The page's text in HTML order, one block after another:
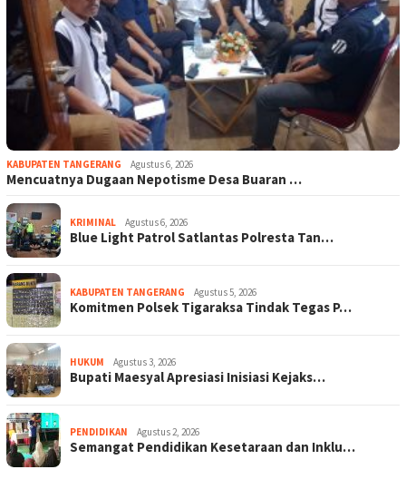
KABUPATEN TANGERANG Agustus 6, 2026
Mencuatnya Dugaan Nepotisme Desa Buaran …
KRIMINAL Agustus 6, 2026
Blue Light Patrol Satlantas Polresta Tan…
KABUPATEN TANGERANG Agustus 5, 2026
Komitmen Polsek Tigaraksa Tindak Tegas P…
HUKUM Agustus 3, 2026
Bupati Maesyal Apresiasi Inisiasi Kejaks…
PENDIDIKAN Agustus 2, 2026
Semangat Pendidikan Kesetaraan dan Inklu…